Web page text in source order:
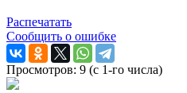
Распечатать
Сообщить о ошибке
Просмотров: 9 (с 1-го числа)